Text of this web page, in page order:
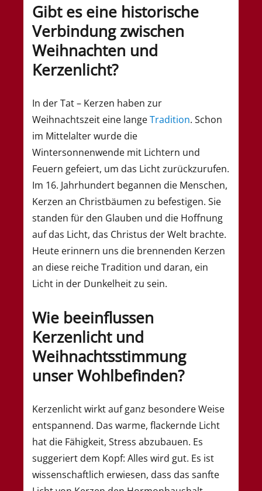
Gibt es eine historische
Verbindung zwischen
Weihnachten und
Kerzenlicht?
In der Tat – Kerzen haben zur
Weihnachtszeit eine langeTradition. Schon
im Mittelalter wurde die
Wintersonnenwende mit Lichtern und
Feuern gefeiert, um das Licht zurückzurufen.
Im 16. Jahrhundert begannen die Menschen,
Kerzen an Christbäumen zu befestigen. Sie
standen für den Glauben und die Hoffnung
auf das Licht, das Christus der Welt brachte.
Heute erinnern uns die brennenden Kerzen
an diese reiche Tradition und daran, ein
Licht in der Dunkelheit zu sein.
Wie beeinflussen
Kerzenlicht und
Weihnachtsstimmung
unser Wohlbefinden?
Kerzenlicht wirkt auf ganz besondere Weise
entspannend. Das warme, flackernde Licht
hat die Fähigkeit, Stress abzubauen. Es
suggeriert dem Kopf: Alles wird gut. Es ist
wissenschaftlich erwiesen, dass das sanfte